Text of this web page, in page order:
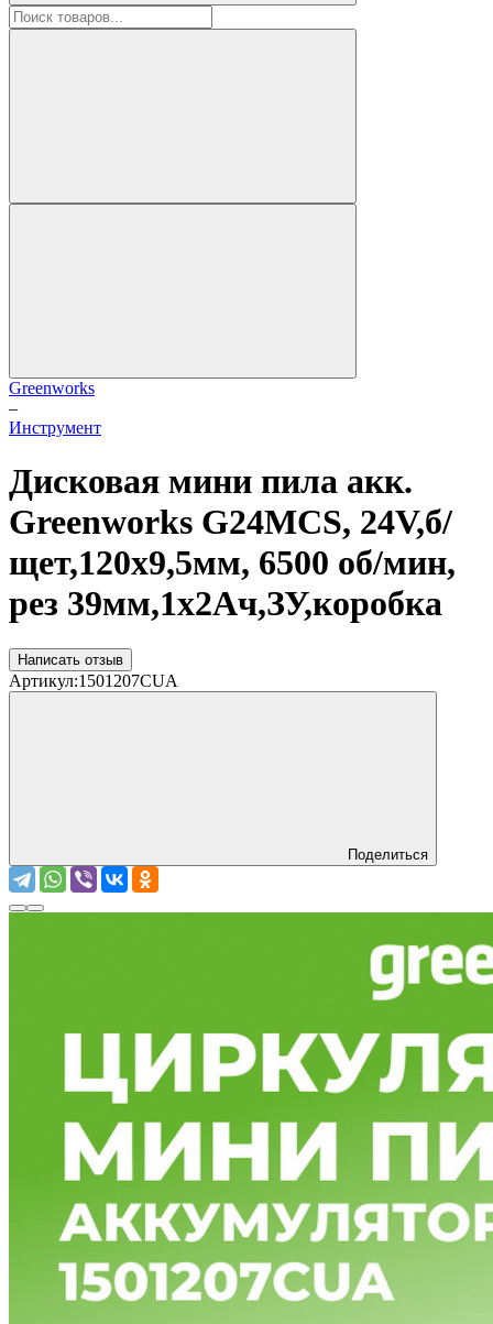
Greenworks
–
Инструмент
Дисковая мини пила акк.
Greenworks G24MCS, 24V,б/
щет,120x9,5мм, 6500 об/мин,
рез 39мм,1х2Ач,ЗУ,коробка
Написать отзыв
Артикул:1501207CUA
Поделиться